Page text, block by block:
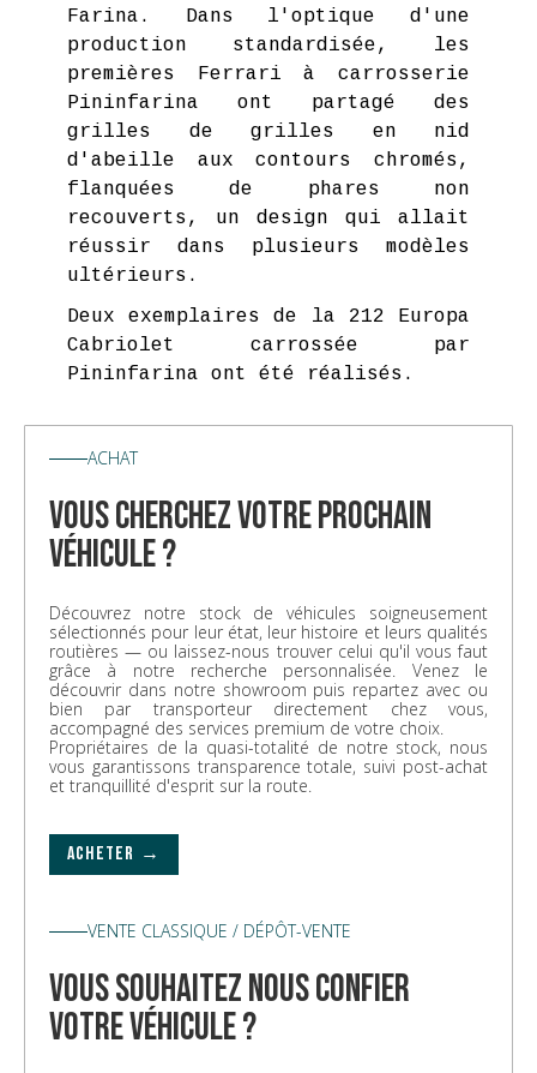
Farina. Dans l'optique d'une
production standardisée, les
premières Ferrari à carrosserie
Pininfarina ont partagé des
grilles de grilles en nid
d'abeille aux contours chromés,
flanquées de phares non
recouverts, un design qui allait
réussir dans plusieurs modèles
ultérieurs.
Deux exemplaires de la 212 Europa
Cabriolet carrossée par
Pininfarina ont été réalisés.
ACHAT
vous cherchez votre prochain
véhicule ?
Découvrez notre stock de véhicules soigneusement
sélectionnés pour leur état, leur histoire et leurs qualités
routières — ou laissez-nous trouver celui qu'il vous faut
grâce à notre recherche personnalisée. Venez le
découvrir dans notre showroom puis repartez avec ou
bien par transporteur directement chez vous,
accompagné des services premium de votre choix.
Propriétaires de la quasi-totalité de notre stock, nous
vous garantissons transparence totale, suivi post-achat
et tranquillité d'esprit sur la route.
ACHETER →
VENTE CLASSIQUE / DÉPÔT-VENTE
vous souhaitez nous confier
votre véhicule ?